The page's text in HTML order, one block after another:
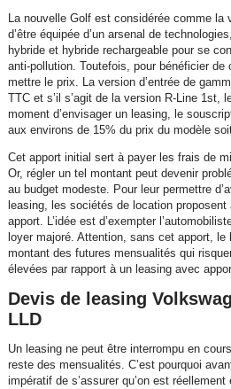
La nouvelle Golf est considérée comme la
d’être équipée d’un arsenal de
hybride et hybride rechargeable pour se
anti-pollution. Toutefois, pour bénéficier
mettre le prix. La version d’entrée de
TTC et s’il s’agit de la version R-Line 1st,
moment d’envisager un leasing, le
aux environs de 15% du prix du modèle
Cet apport initial sert à payer les frais de
Or, régler un tel montant peut devenir
au budget modeste. Pour leur permettre
leasing, les sociétés de location proposent
apport. L’idée est d’exempter
loyer majoré. Attention, sans cet apport, le
montant des futures mensualités qui
élevées par rapport à un leasing avec
Devis de leasing
LLD
Un leasing ne peut être interrompu en
reste des mensualités. C’est pourquoi
impératif de s’assurer qu’on est réellement